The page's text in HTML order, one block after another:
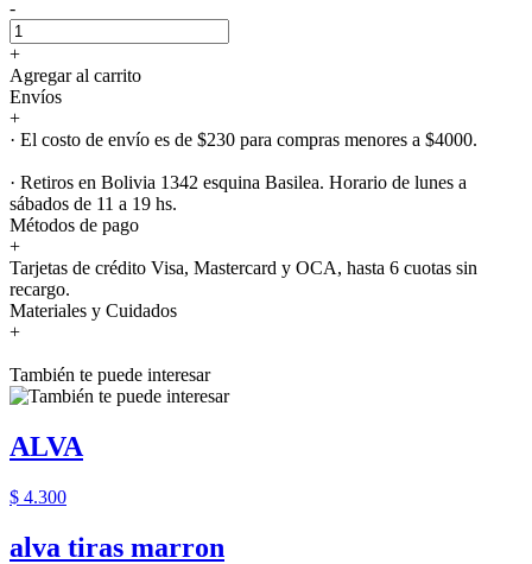
-
+
Agregar al carrito
Envíos
+
· El costo de envío es de $230 para compras menores a $4000.
· Retiros en Bolivia 1342 esquina Basilea. Horario de lunes a
sábados de 11 a 19 hs.
Métodos de pago
+
Tarjetas de crédito Visa, Mastercard y OCA, hasta 6 cuotas sin
recargo.
Materiales y Cuidados
+
También te puede interesar
ALVA
$ 4.300
alva tiras marron